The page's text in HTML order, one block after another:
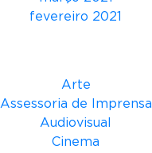
fevereiro 2021
Arte
Assessoria de Imprensa
Audiovisual
Cinema